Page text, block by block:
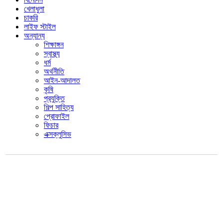
খেলাধুলা
চাকরি
লাইফ স্টাইল
অন্যান্য
শিক্ষাঙ্গন
স্বাস্থ্য
ধর্ম
অর্থনীতি
আইন-আদালত
কৃষি
প্রযুক্তি
শিল্প সাহিত্য
প্রোফাইল
ফিচার
এক্সক্লুসিভ